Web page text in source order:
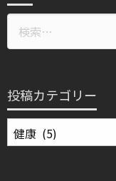
投稿カテゴリー
投
稿